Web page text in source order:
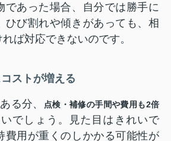
であった場合、自分では勝手に
ひび割れや傾きがあっても、相
ば対応できないのです。
ストが増える
る分、
点検・補修の手間や費用も2倍
でしょう。見た目はきれいで
費用が重くのしかかる可能性が